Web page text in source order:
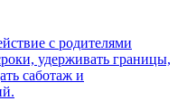
с родителями
удерживать границы,
саботаж и